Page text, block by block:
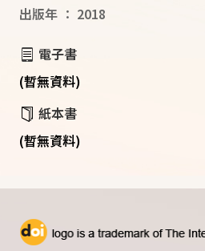
出版年 ： 2018
電子書
(暫無資料)
紙本書
(暫無資料)